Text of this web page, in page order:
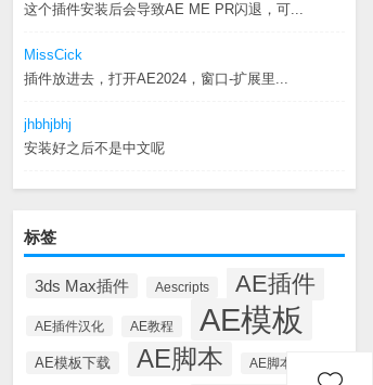
这个插件安装后会导致AE ME PR闪退，可...
MissCick
插件放进去，打开AE2024，窗口-扩展里...
jhbhjbhj
安装好之后不是中文呢
标签
3ds Max插件 Aescripts AE插件
AE插件汉化 AE教程 AE模板
AE模板下载 AE脚本 AE脚本汉化